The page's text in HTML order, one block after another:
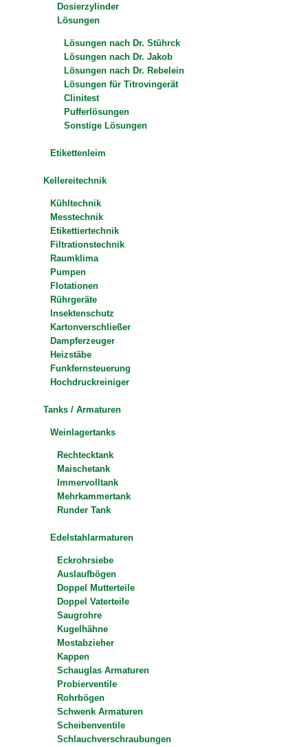
Dosierzylinder
Lösungen
Lösungen nach Dr. Stührck
Lösungen nach Dr. Jakob
Lösungen nach Dr. Rebelein
Lösungen für Titrovingerät
Clinitest
Pufferlösungen
Sonstige Lösungen
Etikettenleim
Kellereitechnik
Kühltechnik
Messtechnik
Etikettiertechnik
Filtrationstechnik
Raumklima
Pumpen
Flotationen
Rührgeräte
Insektenschutz
Kartonverschließer
Dampferzeuger
Heizstäbe
Funkfernsteuerung
Hochdruckreiniger
Tanks / Armaturen
Weinlagertanks
Rechtecktank
Maischetank
Immervolltank
Mehrkammertank
Runder Tank
Edelstahlarmaturen
Eckrohrsiebe
Auslaufbögen
Doppel Mutterteile
Doppel Vaterteile
Saugrohre
Kugelhähne
Mostabzieher
Kappen
Schauglas Armaturen
Probierventile
Rohrbögen
Schwenk Armaturen
Scheibenventile
Schlauchverschraubungen